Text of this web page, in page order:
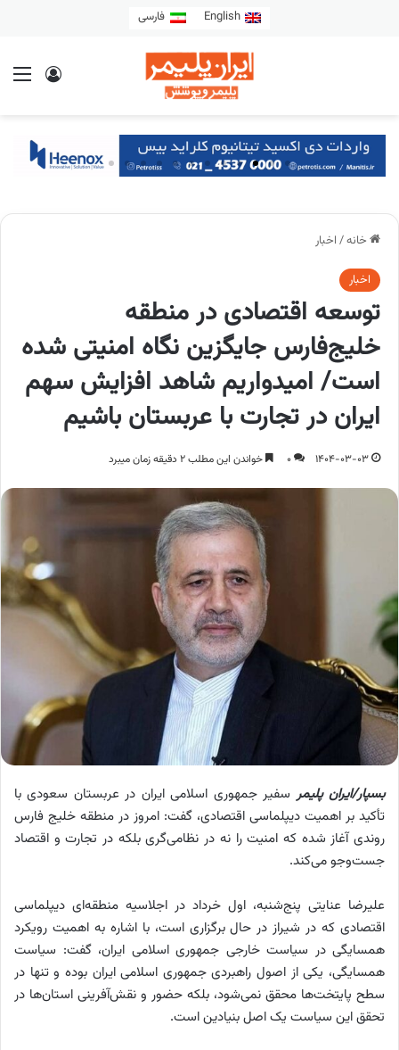
English فارسی
خانه/ اخبار
اخبار
توسعه اقتصادی در منطقه
خلیج‌فارس جایگزین نگاه امنیتی شده
است/ امیدواریم شاهد افزایش سهم
ایران در تجارت با عربستان باشیم
1404-03-03
0 خواندن این مطلب 2 دقیقه زمان میبرد
بسپار/ایران پلیمر سفیر جمهوری اسلامی ایران در عربستان سعودی با
تأکید بر اهمیت دیپلماسی اقتصادی، گفت: امروز در منطقه خلیج فارس
روندی آغاز شده که امنیت را نه در نظامی‌گری بلکه در تجارت و اقتصاد
جست‌وجو می‌کند.
علیرضا عنایتی پنج‌شنبه، اول خرداد در اجلاسیه منطقه‌ای دیپلماسی
اقتصادی که در شیراز در حال برگزاری است، با اشاره به اهمیت رویکرد
همسایگی در سیاست خارجی جمهوری اسلامی ایران، گفت: سیاست
همسایگی، یکی از اصول راهبردی جمهوری اسلامی ایران بوده و تنها در
سطح پایتخت‌ها محقق نمی‌شود، بلکه حضور و نقش‌آفرینی استان‌ها در
تحقق این سیاست یک اصل بنیادین است.